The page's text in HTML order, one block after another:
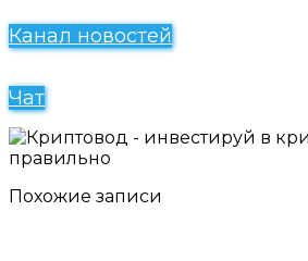
Канал новостей
Чат
Похожие записи